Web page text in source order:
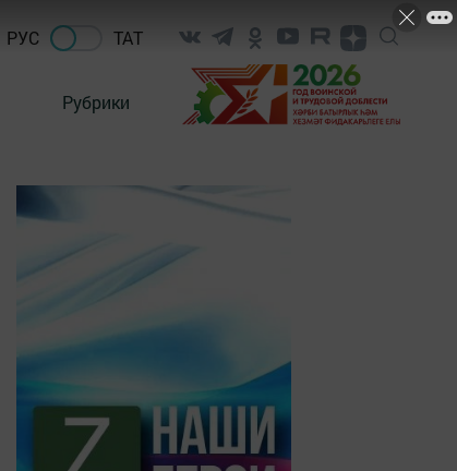
РУС ТАТ
Рубрики